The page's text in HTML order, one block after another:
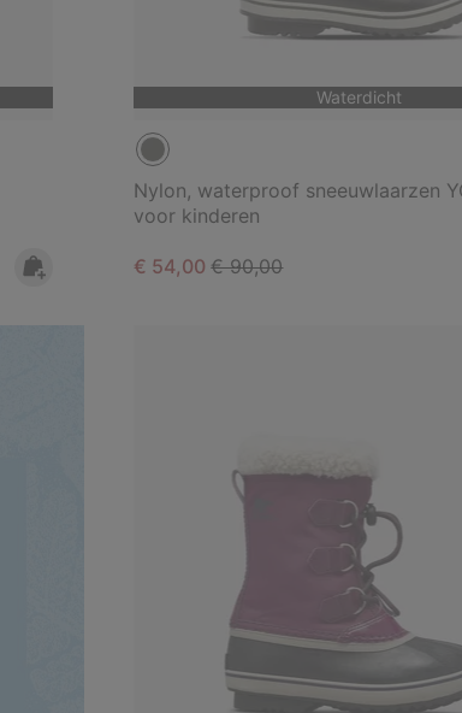
Waterdicht
Nylon, waterproof sneeuwlaarzen
voor kinderen
Sale price:
€ 54,00Regular price:
€ 90,00